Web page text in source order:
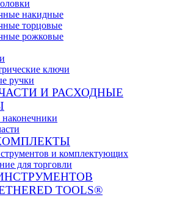
накидные
торцовые
рожковые
ключи
ручки
И РАСХОДНЫЕ
и комплектующих
для торговли
TOOLS®